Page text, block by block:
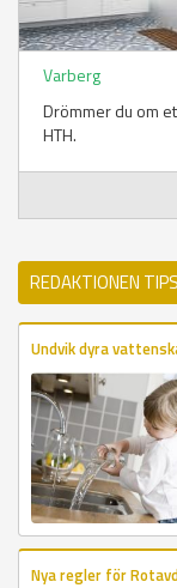
Varberg
Drömmer du om
HTH.
REDAKTIONEN
Undvik dyra
Nya regler för